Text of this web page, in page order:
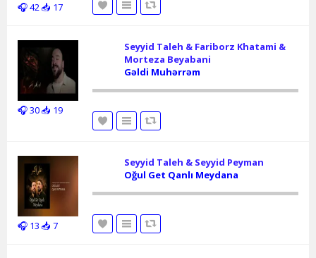
🎧 42📥 17
🎧 30📥 19
Seyyid Taleh & Fariborz Khatami &
Morteza Beyabani
Gəldi Muhərrəm
🎧 13 📥 7
Seyyid Taleh & Seyyid Peyman
Oğul Get Qanlı Meydana